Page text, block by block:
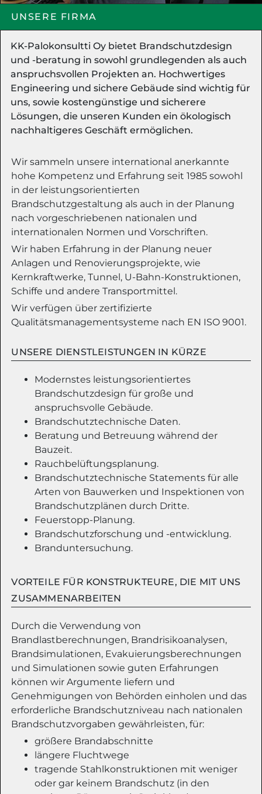
UNSERE FIRMA
KK-Palokonsultti Oy bietet Brandschutzdesign
und -beratung in sowohl grundlegenden als auch
anspruchsvollen Projekten an. Hochwertiges
Engineering und sichere Gebäude sind wichtig für
uns, sowie kostengünstige und sicherere
Lösungen, die unseren Kunden ein ökologisch
nachhaltigeres Geschäft ermöglichen.
Wir sammeln unsere international anerkannte
hohe Kompetenz und Erfahrung seit 1985 sowohl
in der leistungsorientierten
Brandschutzgestaltung als auch in der Planung
nach vorgeschriebenen nationalen und
internationalen Normen und Vorschriften.
Wir haben Erfahrung in der Planung neuer
Anlagen und Renovierungsprojekte, wie
Kernkraftwerke, Tunnel, U-Bahn-Konstruktionen,
Schiffe und andere Transportmittel.
Wir verfügen über zertifizierte
Qualitätsmanagementsysteme nach EN ISO 9001.
UNSERE DIENSTLEISTUNGEN IN KÜRZE
Modernstes leistungsorientiertes
Brandschutzdesign für große und
anspruchsvolle Gebäude.
Brandschutztechnische Daten.
Beratung und Betreuung während der
Bauzeit.
Rauchbelüftungsplanung.
Brandschutztechnische Statements für alle
Arten von Bauwerken und Inspektionen von
Brandschutzplänen durch Dritte.
Feuerstopp-Planung.
Brandschutzforschung und -entwicklung.
Branduntersuchung.
VORTEILE FÜR KONSTRUKTEURE, DIE MIT UNS
ZUSAMMENARBEITEN
Durch die Verwendung von
Brandlastberechnungen, Brandrisikoanalysen,
Brandsimulationen, Evakuierungsberechnungen
und Simulationen sowie guten Erfahrungen
können wir Argumente liefern und
Genehmigungen von Behörden einholen und das
erforderliche Brandschutzniveau nach nationalen
Brandschutzvorgaben gewährleisten, für:
größere Brandabschnitte
längere Fluchtwege
tragende Stahlkonstruktionen mit weniger
oder gar keinem Brandschutz (in den